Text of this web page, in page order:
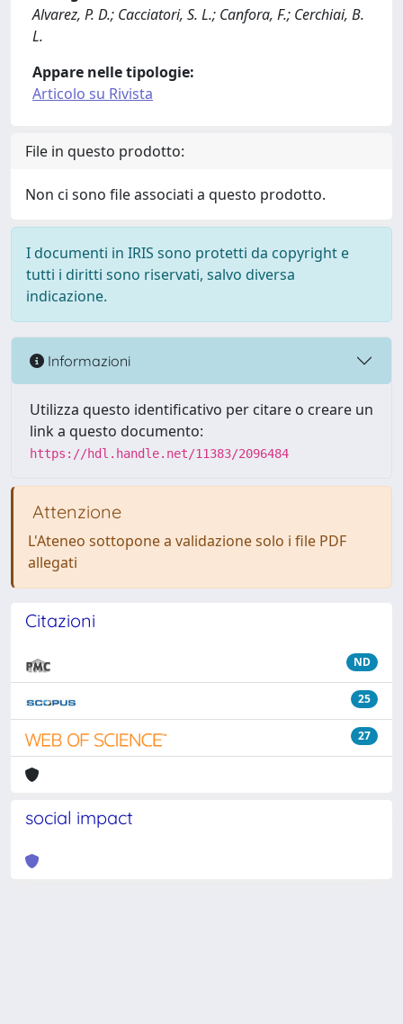
Alvarez, P. D.; Cacciatori, S. L.; Canfora, F.; Cerchiai, B.
L.
Appare nelle tipologie:
Articolo su Rivista
File in questo prodotto:
Non ci sono file associati a questo prodotto.
I documenti in IRIS sono protetti da copyright e
tutti i diritti sono riservati, salvo diversa
indicazione.
Informazioni
Utilizza questo identificativo per citare o creare un
link a questo documento:
https://hdl.handle.net/11383/2096484
Attenzione
L'Ateneo sottopone a validazione solo i file PDF
allegati
Citazioni
ND
25
27
social impact